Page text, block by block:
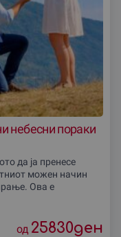
небесни пораки
да ја пренесе
можен начин
Ова е
од 25830ден